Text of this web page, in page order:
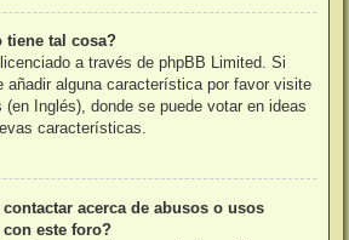
tiene tal cosa?
a través de phpBB Limited. Si
añadir alguna característica por favor visite
(en Inglés), donde se puede votar en ideas
características.
acerca de abusos o usos
este foro?